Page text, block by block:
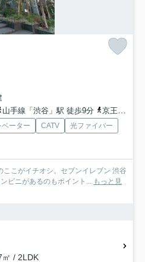
山手線「渋谷」駅 徒歩9分 京王井の頭線「渋谷」駅 徒歩11分
ベーター CATV
光ファイバー
ここがイチオシ。セブンイレブン 渋谷
ビニがあるのもポイント...
もっと見
㎡ / 2LDK